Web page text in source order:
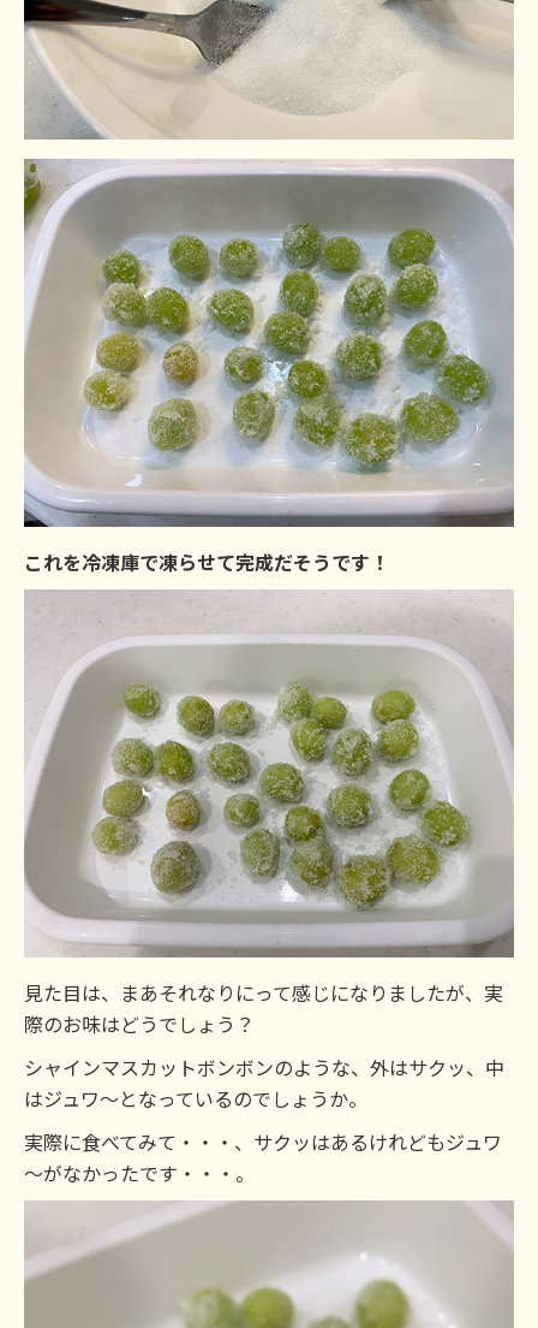
これを冷凍庫で凍らせて完成だそうです！
見た目は、まあそれなりにって感じになりましたが、実
際のお味はどうでしょう？
シャインマスカットボンボンのような、外はサクッ、中
はジュワ～となっているのでしょうか。
実際に食べてみて・・・、サクッはあるけれどもジュワ
～がなかったです・・・。